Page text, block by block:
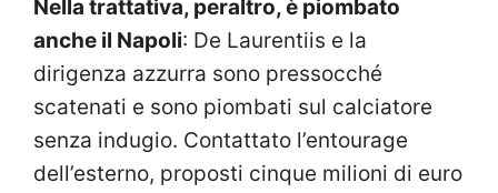
Nella trattativa, peraltro, è piombato
anche il Napoli: De Laurentiis e la
dirigenza azzurra sono pressocché
scatenati e sono piombati sul calciatore
senza indugio. Contattato l’entourage
dell’esterno, proposti cinque milioni di euro